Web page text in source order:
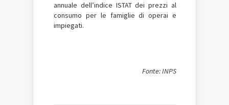
annuale dell’indice ISTAT dei prezzi al
consumo per le famiglie di operai e
impiegati.
Fonte: INPS